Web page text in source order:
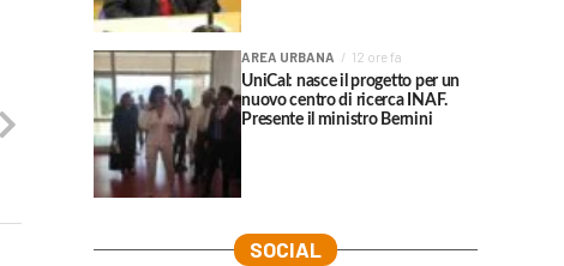
AREA URBANA 12 ore fa
UniCal: nasce il progetto per un
nuovo centro di ricerca INAF.
Presente il ministro Bernini
SOCIAL